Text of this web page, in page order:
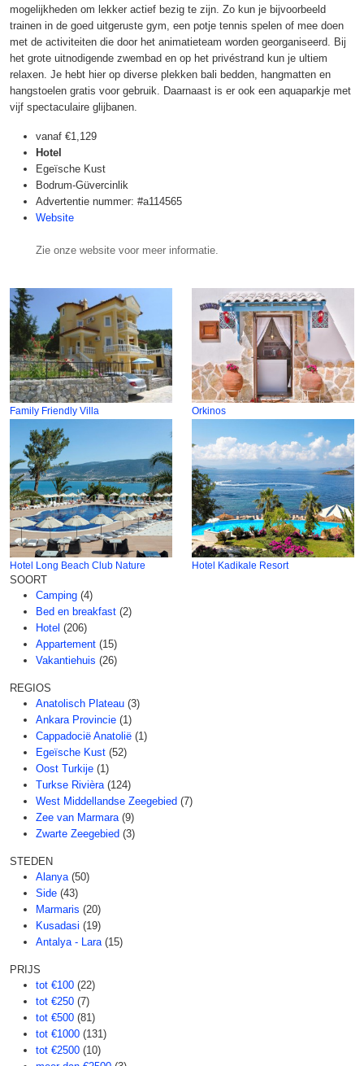
mogelijkheden om lekker actief bezig te zijn. Zo kun je bijvoorbeeld
trainen in de goed uitgeruste gym, een potje tennis spelen of mee doen
met de activiteiten die door het animatieteam worden georganiseerd. Bij
het grote uitnodigende zwembad en op het privéstrand kun je ultiem
relaxen. Je hebt hier op diverse plekken bali bedden, hangmatten en
hangstoelen gratis voor gebruik. Daarnaast is er ook een aquaparkje met
vijf spectaculaire glijbanen.
vanaf €1,129
Hotel
Egeïsche Kust
Bodrum-Güvercinlik
Advertentie nummer: #a114565
Website
Zie onze website voor meer informatie.
Family Friendly Villa Orkinos
Hotel Long Beach Club Nature Hotel Kadikale Resort
SOORT
Camping (4)
Bed en breakfast (2)
Hotel (206)
Appartement (15)
Vakantiehuis (26)
REGIOS
Anatolisch Plateau (3)
Ankara Provincie (1)
Cappadocië Anatolië (1)
Egeïsche Kust (52)
Oost Turkije (1)
Turkse Rivièra (124)
West Middellandse Zeegebied (7)
Zee van Marmara (9)
Zwarte Zeegebied (3)
STEDEN
Alanya (50)
Side (43)
Marmaris (20)
Kusadasi (19)
Antalya - Lara (15)
PRIJS
tot €100 (22)
tot €250 (7)
tot €500 (81)
tot €1000 (131)
tot €2500 (10)